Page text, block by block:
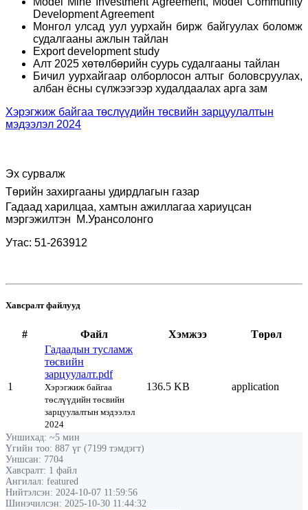
Development Agreement
Монгол улсад уул уурхайн бирж байгуулах боломж
судалгааны ажлын тайлан
Export development study
Алт 2025 хөтөлбөрийн суурь судалгааны тайлан
Бичил уурхайгаар олборлосон алтыг боловсруулах,
албан ёсны сүлжээгээр худалдаалах арга зам
Хэрэгжиж байгаа төслүүдийн төсвийн зарцуулалтын
мэдээлэл 2024
Эх сурвалж
Төрийн захиргааны удирдлагын газар
Гадаад харилцаа, хамтын ажиллагаа хариуцсан
мэргэжилтэн
М.Урансолонго
Утас: 51-263912
Хавсралт файлууд
# Файл Хэмжээ Төрөл
1
Гадаадын тусламж
төсвийн
зарцуулалт.pdf
Хэрэгжиж байгаа
төслүүдийн төсвийн
зарцуулалтын мэдээлэл
2024
136.5 KB application
Уншихад: ~5 мин
Үгийн тоо: 887 үг (7199 тэмдэгт)
Уншсан: 7704
Хавсралт: 1 файл
Ангилал: featured
Нийтэлсэн: 2024-10-07 11:59:56
Шинэчилсэн: 2025-10-30 11:44:32